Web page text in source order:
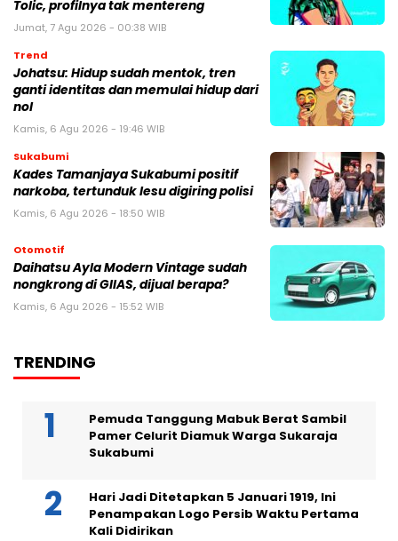
Tolic, profilnya tak mentereng
Jumat, 7 Agu 2026 - 00:38 WIB
Trend
Johatsu: Hidup sudah mentok, tren
ganti identitas dan memulai hidup dari
nol
Kamis, 6 Agu 2026 - 19:46 WIB
Sukabumi
Kades Tamanjaya Sukabumi positif
narkoba, tertunduk lesu digiring polisi
Kamis, 6 Agu 2026 - 18:50 WIB
Otomotif
Daihatsu Ayla Modern Vintage sudah
nongkrong di GIIAS, dijual berapa?
Kamis, 6 Agu 2026 - 15:52 WIB
TRENDING
Pemuda Tanggung Mabuk Berat Sambil
Pamer Celurit Diamuk Warga Sukaraja
Sukabumi
Hari Jadi Ditetapkan 5 Januari 1919, Ini
Penampakan Logo Persib Waktu Pertama
Kali Didirikan